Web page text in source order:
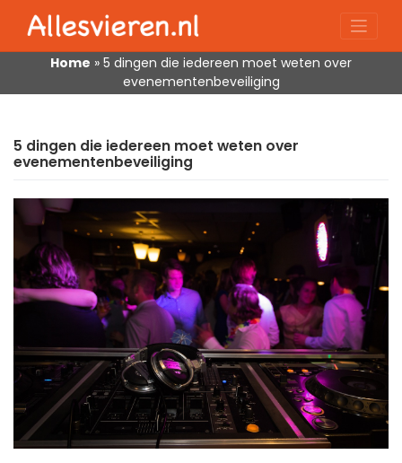
content
Home » 5 dingen die iedereen moet weten over
evenementenbeveiliging
5 dingen die iedereen moet weten over
evenementenbeveiliging